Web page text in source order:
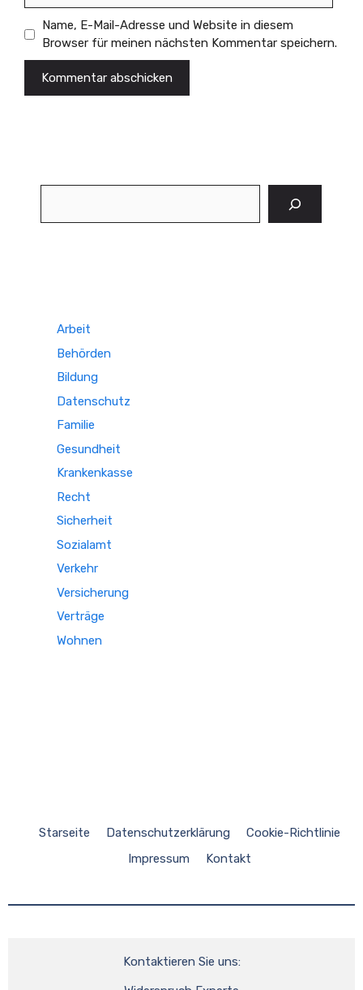
Name, E-Mail-Adresse und Website in diesem
Browser für meinen nächsten Kommentar speichern.
Arbeit
Behörden
Bildung
Datenschutz
Familie
Gesundheit
Krankenkasse
Recht
Sicherheit
Sozialamt
Verkehr
Versicherung
Verträge
Wohnen
Starseite Datenschutzerklärung
Cookie-Richtlinie
Impressum
Kontakt
Kontaktieren Sie uns: